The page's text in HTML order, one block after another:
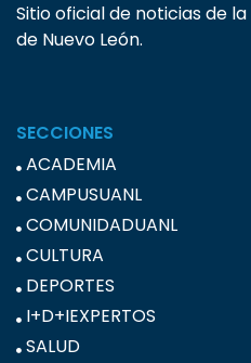
Sitio oficial de noticias de
de Nuevo León.
SECCIONES
ACADEMIA
CAMPUSUANL
COMUNIDADUANL
CULTURA
DEPORTES
I+D+IEXPERTOS
SALUD